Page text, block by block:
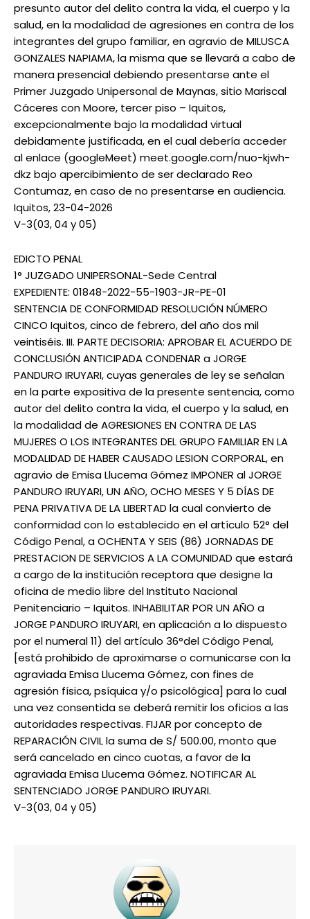
presunto autor del delito contra la vida, el cuerpo y la
salud, en la modalidad de agresiones en contra de los
integrantes del grupo familiar, en agravio de MILUSCA
GONZALES NAPIAMA, la misma que se llevará a cabo de
manera presencial debiendo presentarse ante el
Primer Juzgado Unipersonal de Maynas, sitio Mariscal
Cáceres con Moore, tercer piso – Iquitos,
excepcionalmente bajo la modalidad virtual
debidamente justificada, en el cual debería acceder
al enlace (googleMeet) meet.google.com/nuo-kjwh-
dkz bajo apercibimiento de ser declarado Reo
Contumaz, en caso de no presentarse en audiencia.
Iquitos, 23-04-2026
V-3(03, 04 y 05)
EDICTO PENAL
1° JUZGADO UNIPERSONAL-Sede Central
EXPEDIENTE: 01848-2022-55-1903-JR-PE-01
SENTENCIA DE CONFORMIDAD RESOLUCIÓN NÚMERO
CINCO Iquitos, cinco de febrero, del año dos mil
veintiséis. III. PARTE DECISORIA: APROBAR EL ACUERDO DE
CONCLUSIÓN ANTICIPADA CONDENAR a JORGE
PANDURO IRUYARI, cuyas generales de ley se señalan
en la parte expositiva de la presente sentencia, como
autor del delito contra la vida, el cuerpo y la salud, en
la modalidad de AGRESIONES EN CONTRA DE LAS
MUJERES O LOS INTEGRANTES DEL GRUPO FAMILIAR EN LA
MODALIDAD DE HABER CAUSADO LESION CORPORAL, en
agravio de Emisa Llucema Gómez IMPONER al JORGE
PANDURO IRUYARI, UN AÑO, OCHO MESES Y 5 DÍAS DE
PENA PRIVATIVA DE LA LIBERTAD la cual convierto de
conformidad con lo establecido en el artículo 52° del
Código Penal, a OCHENTA Y SEIS (86) JORNADAS DE
PRESTACION DE SERVICIOS A LA COMUNIDAD que estará
a cargo de la institución receptora que designe la
oficina de medio libre del Instituto Nacional
Penitenciario – Iquitos. INHABILITAR POR UN AÑO a
JORGE PANDURO IRUYARI, en aplicación a lo dispuesto
por el numeral 11) del artículo 36°del Código Penal,
[está prohibido de aproximarse o comunicarse con la
agraviada Emisa Llucema Gómez, con fines de
agresión física, psíquica y/o psicológica] para lo cual
una vez consentida se deberá remitir los oficios a las
autoridades respectivas. FIJAR por concepto de
REPARACIÓN CIVIL la suma de S/ 500.00, monto que
será cancelado en cinco cuotas, a favor de la
agraviada Emisa Llucema Gómez. NOTIFICAR AL
SENTENCIADO JORGE PANDURO IRUYARI.
V-3(03, 04 y 05)